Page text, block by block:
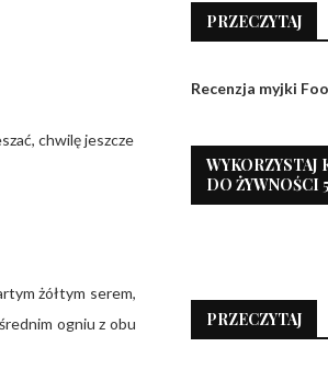
chwilę jeszcze
żółtym serem,
ogniu z obu
PRZECZYTAJ
Recenzja myjki
WYKORZYSTAJ
DO ŻYWNOŚCI
PRZECZYTAJ